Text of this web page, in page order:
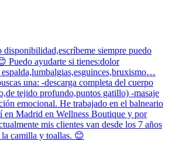
disponibilidad,escríbeme siempre puedo
Puedo ayudarte si tienes:dolor
una: -descarga completa del cuerpo
tejido profundo,puntos gatillo) -masaje
emocional. He trabajado en el balneario
en Madrid en Wellness Boutique y por
mis clientes van desde los 7 años
camilla y toallas. 😊